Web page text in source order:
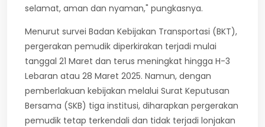
selamat, aman dan nyaman," pungkasnya.
Menurut survei Badan Kebijakan Transportasi (BKT),
pergerakan pemudik diperkirakan terjadi mulai
tanggal 21 Maret dan terus meningkat hingga H-3
Lebaran atau 28 Maret 2025. Namun, dengan
pemberlakuan kebijakan melalui Surat Keputusan
Bersama (SKB) tiga institusi, diharapkan pergerakan
pemudik tetap terkendali dan tidak terjadi lonjakan